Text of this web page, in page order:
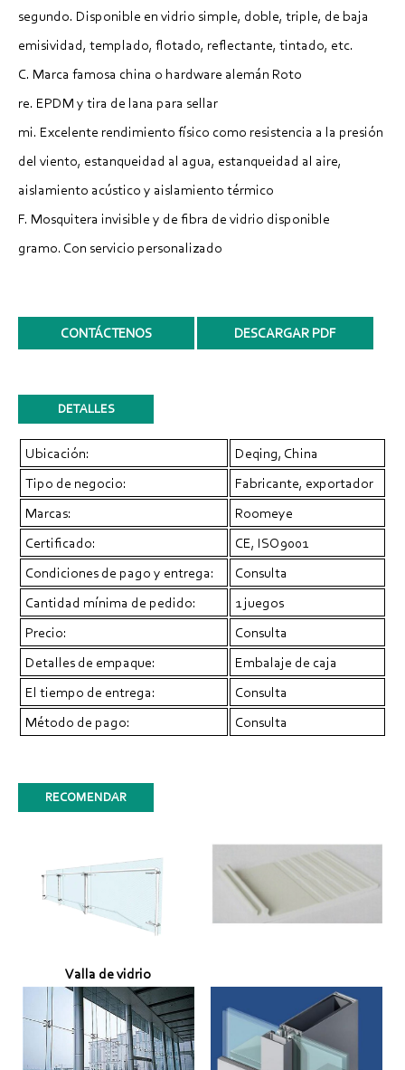
segundo. Disponible en vidrio simple, doble, triple, de baja
emisividad, templado, flotado, reflectante, tintado, etc.
C. Marca famosa china o hardware alemán Roto
re. EPDM y tira de lana para sellar
mi. Excelente rendimiento físico como resistencia a la presión
del viento, estanqueidad al agua, estanqueidad al aire,
aislamiento acústico y aislamiento térmico
F. Mosquitera invisible y de fibra de vidrio disponible
gramo. Con servicio personalizado
CONTÁCTENOS DESCARGAR PDF
DETALLES
Ubicación:
Deqing, China
Tipo de negocio:
Fabricante, exportador
Marcas:
Roomeye
Certificado:
CE, ISO9001
Condiciones de pago y entrega:
Consulta
Cantidad mínima de pedido:
1 juegos
Precio:
Consulta
Detalles de empaque:
Embalaje de caja
El tiempo de entrega:
Consulta
Método de pago:
Consulta
RECOMENDAR
Valla de vidrio